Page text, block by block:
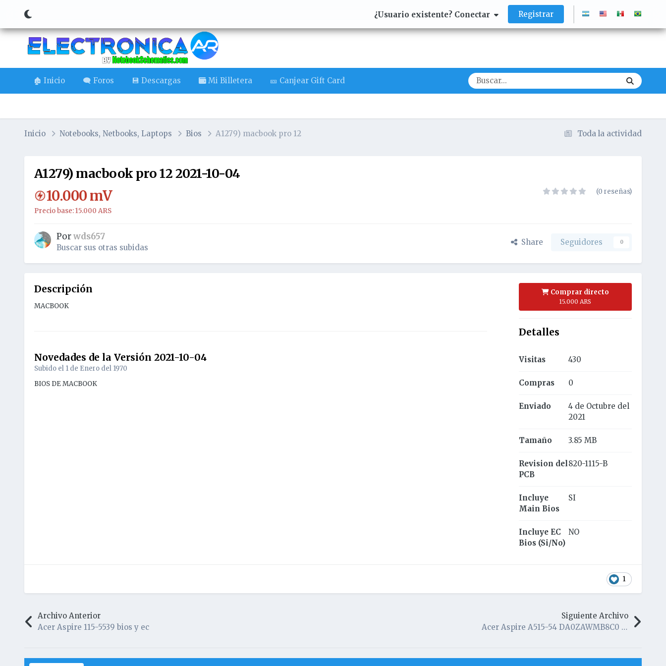
¿Usuario existente? Conectar Registrar
🏚️ Inicio 🗨️ Foros 💾 Descargas Mi Billetera 🎫 Canjear Gift Card
Toda la actividad
Inicio Notebooks, Netbooks, Laptops Bios A1279) macbook pro 12
A1279) macbook pro 12 2021-10-04
10.000mV
Precio base: 15.000 ARS
(0 reseñas)
Porwds657
Buscar sus otras subidas
Share Seguidores 0
Descripción
MACBOOK
Novedades de la Versión 2021-10-04
Subido el 1 de Enero del 1970
BIOS DE MACBOOK
Comprar directo
15.000 ARS
Detalles
Visitas 430
Compras 0
Enviado
4 de Octubre del
2021
Tamaño 3.85 MB
Revision del
PCB
820-1115-B
Incluye
Main Bios
SI
Incluye EC
Bios (Si/No)
NO
1
Archivo Anterior
Acer Aspire 115-5539 bios y ec
Siguiente Archivo
Acer Aspire A515-54 DA0ZAWMB8C0 Rev.C (Bios + EC)